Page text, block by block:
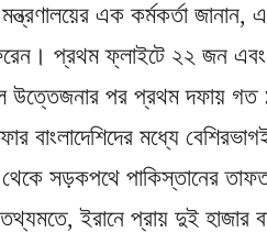
মন্ত্রণালয়ের এক কর্মকর্তা জানান,
প্রথম ফ্লাইটে ২২ জন এবং
উত্তেজনার পর প্রথম দফায় গত
বাংলাদেশিদের মধ্যে
সড়কপথে পাকিস্তানের
ইরানে প্রায় দুই হাজার